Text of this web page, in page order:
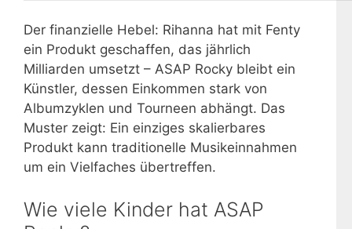
Der finanzielle Hebel: Rihanna hat mit Fenty
ein Produkt geschaffen, das jährlich
Milliarden umsetzt – ASAP Rocky bleibt ein
Künstler, dessen Einkommen stark von
Albumzyklen und Tourneen abhängt. Das
Muster zeigt: Ein einziges skalierbares
Produkt kann traditionelle Musikeinnahmen
um ein Vielfaches übertreffen.
Wie viele Kinder hat ASAP